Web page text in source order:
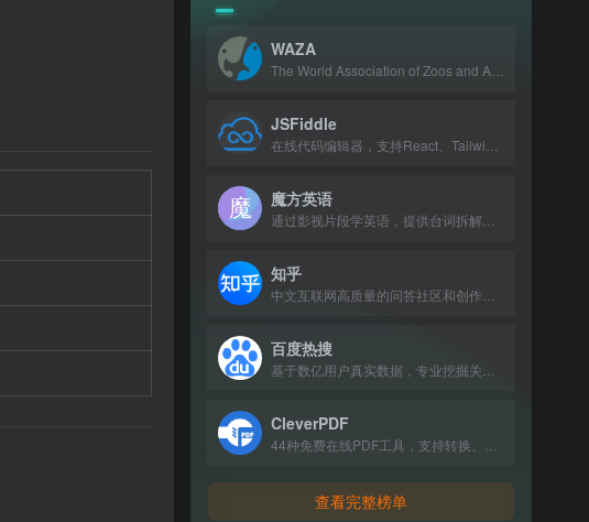
WAZA
JSFiddle
魔方英语
知乎
百度热搜
CleverPDF
查看完整榜单